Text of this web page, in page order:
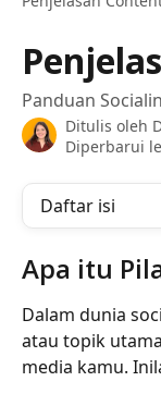
Panduan
Ditulis oleh
Diperbarui
Daftar isi
Apa itu
Dalam dunia
atau topik
media kamu.